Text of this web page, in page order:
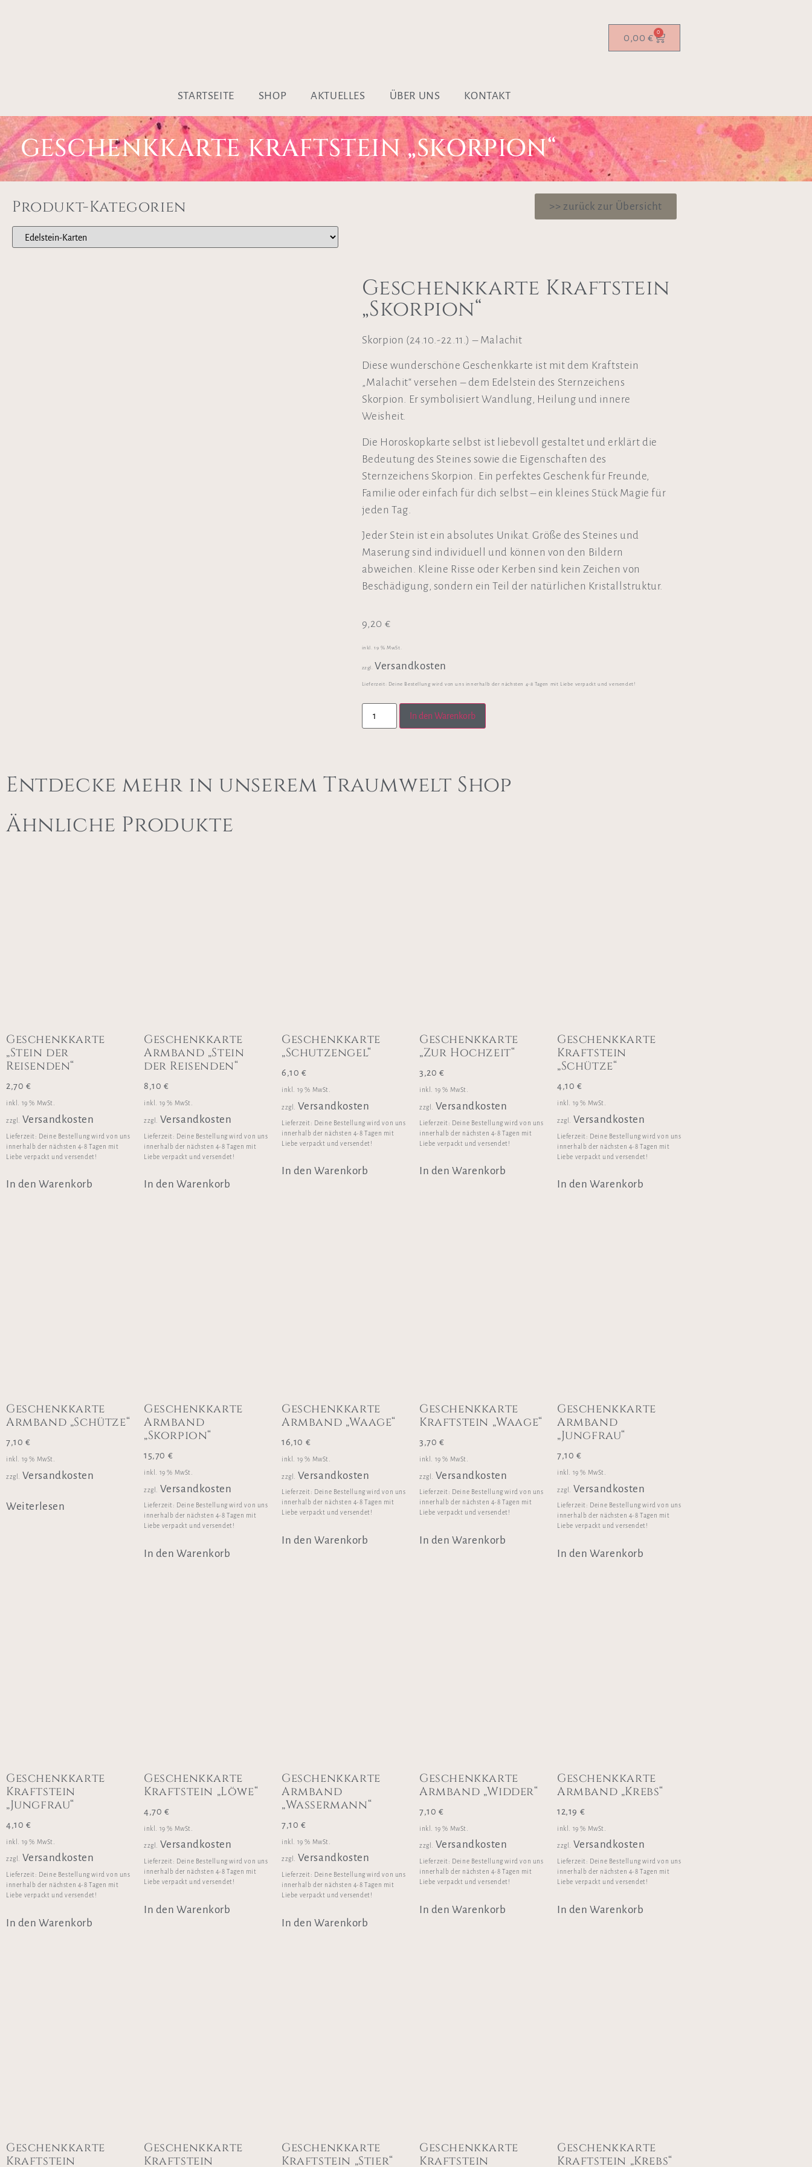
0,00 € 0
STARTSEITE SHOP AKTUELLES ÜBER UNS KONTAKT
GESCHENKKARTE KRAFTSTEIN „SKORPION“
Produkt-Kategorien >> zurück zur Übersicht
Geschenkkarte Kraftstein
„Skorpion“
Skorpion (24.10.-22.11.) – Malachit
Diese wunderschöne Geschenkkarte ist mit dem Kraftstein
„Malachit“ versehen – dem Edelstein des Sternzeichens
Skorpion. Er symbolisiert Wandlung, Heilung und innere
Weisheit.
Die Horoskopkarte selbst ist liebevoll gestaltet und erklärt die
Bedeutung des Steines sowie die Eigenschaften des
Sternzeichens Skorpion. Ein perfektes Geschenk für Freunde,
Familie oder einfach für dich selbst – ein kleines Stück Magie für
jeden Tag.
Jeder Stein ist ein absolutes Unikat. Größe des Steines und
Maserung sind individuell und können von den Bildern
abweichen. Kleine Risse oder Kerben sind kein Zeichen von
Beschädigung, sondern ein Teil der natürlichen Kristallstruktur.
9,20 €
inkl. 19 % MwSt.
zzgl. Versandkosten
Lieferzeit: Deine Bestellung wird von uns innerhalb der nächsten 4-8 Tagen mit Liebe verpackt und versendet!
In den Warenkorb
Entdecke mehr in unserem Traumwelt Shop
Ähnliche Produkte
Geschenkkarte
„Stein der
Reisenden“
2,70 €
inkl. 19 % MwSt.
zzgl. Versandkosten
Lieferzeit: Deine Bestellung wird von uns
innerhalb der nächsten 4-8 Tagen mit
Liebe verpackt und versendet!
In den Warenkorb
Geschenkkarte
Armband „Stein
der Reisenden“
8,10 €
inkl. 19 % MwSt.
zzgl. Versandkosten
Lieferzeit: Deine Bestellung wird von uns
innerhalb der nächsten 4-8 Tagen mit
Liebe verpackt und versendet!
In den Warenkorb
Geschenkkarte
„Schutzengel“
6,10 €
inkl. 19 % MwSt.
zzgl. Versandkosten
Lieferzeit: Deine Bestellung wird von uns
innerhalb der nächsten 4-8 Tagen mit
Liebe verpackt und versendet!
In den Warenkorb
Geschenkkarte
„Zur Hochzeit“
3,20 €
inkl. 19 % MwSt.
zzgl. Versandkosten
Lieferzeit: Deine Bestellung wird von uns
innerhalb der nächsten 4-8 Tagen mit
Liebe verpackt und versendet!
In den Warenkorb
Geschenkkarte
Kraftstein
„Schütze“
4,10 €
inkl. 19 % MwSt.
zzgl. Versandkosten
Lieferzeit: Deine Bestellung wird von uns
innerhalb der nächsten 4-8 Tagen mit
Liebe verpackt und versendet!
In den Warenkorb
Geschenkkarte
Armband „Schütze“
7,10 €
inkl. 19 % MwSt.
zzgl. Versandkosten
Weiterlesen
Geschenkkarte
Armband
„Skorpion“
15,70 €
inkl. 19 % MwSt.
zzgl. Versandkosten
Lieferzeit: Deine Bestellung wird von uns
innerhalb der nächsten 4-8 Tagen mit
Liebe verpackt und versendet!
In den Warenkorb
Geschenkkarte
Armband „Waage“
16,10 €
inkl. 19 % MwSt.
zzgl. Versandkosten
Lieferzeit: Deine Bestellung wird von uns
innerhalb der nächsten 4-8 Tagen mit
Liebe verpackt und versendet!
In den Warenkorb
Geschenkkarte
Kraftstein „Waage“
3,70 €
inkl. 19 % MwSt.
zzgl. Versandkosten
Lieferzeit: Deine Bestellung wird von uns
innerhalb der nächsten 4-8 Tagen mit
Liebe verpackt und versendet!
In den Warenkorb
Geschenkkarte
Armband
„Jungfrau“
7,10 €
inkl. 19 % MwSt.
zzgl. Versandkosten
Lieferzeit: Deine Bestellung wird von uns
innerhalb der nächsten 4-8 Tagen mit
Liebe verpackt und versendet!
In den Warenkorb
Geschenkkarte
Kraftstein
„Jungfrau“
4,10 €
inkl. 19 % MwSt.
zzgl. Versandkosten
Lieferzeit: Deine Bestellung wird von uns
innerhalb der nächsten 4-8 Tagen mit
Liebe verpackt und versendet!
In den Warenkorb
Geschenkkarte
Kraftstein „Löwe“
4,70 €
inkl. 19 % MwSt.
zzgl. Versandkosten
Lieferzeit: Deine Bestellung wird von uns
innerhalb der nächsten 4-8 Tagen mit
Liebe verpackt und versendet!
In den Warenkorb
Geschenkkarte
Armband
„Wassermann“
7,10 €
inkl. 19 % MwSt.
zzgl. Versandkosten
Lieferzeit: Deine Bestellung wird von uns
innerhalb der nächsten 4-8 Tagen mit
Liebe verpackt und versendet!
In den Warenkorb
Geschenkkarte
Armband „Widder“
7,10 €
inkl. 19 % MwSt.
zzgl. Versandkosten
Lieferzeit: Deine Bestellung wird von uns
innerhalb der nächsten 4-8 Tagen mit
Liebe verpackt und versendet!
In den Warenkorb
Geschenkkarte
Armband „Krebs“
12,19 €
inkl. 19 % MwSt.
zzgl. Versandkosten
Lieferzeit: Deine Bestellung wird von uns
innerhalb der nächsten 4-8 Tagen mit
Liebe verpackt und versendet!
In den Warenkorb
Geschenkkarte
Kraftstein
Geschenkkarte
Kraftstein
Geschenkkarte
Kraftstein „Stier“
Geschenkkarte
Kraftstein
Geschenkkarte
Kraftstein „Krebs“